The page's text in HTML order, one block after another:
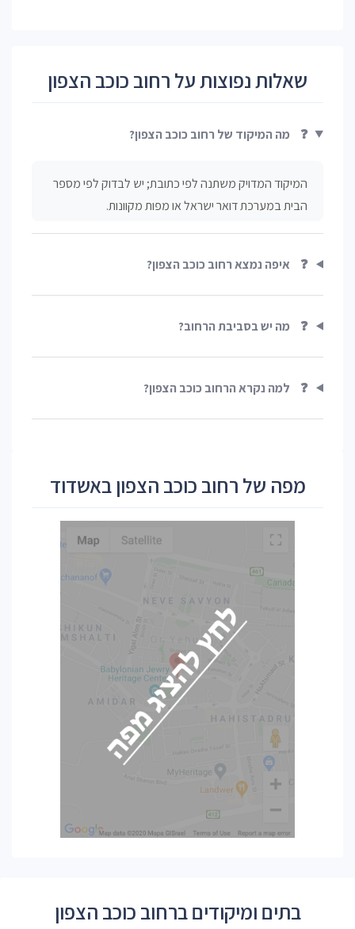
שאלות נפוצות על רחוב כוכב הצפון
❓ מה המיקוד של רחוב כוכב הצפון?
המיקוד המדויק משתנה לפי כתובת; יש לבדוק לפי מספר
הבית במערכת דואר ישראל או מפות מקוונות.
❓ איפה נמצא רחוב כוכב הצפון?
❓ מה יש בסביבת הרחוב?
❓ למה נקרא הרחוב כוכב הצפון?
מפה של רחוב כוכב הצפון באשדוד
בתים ומיקודים ברחוב כוכב הצפון